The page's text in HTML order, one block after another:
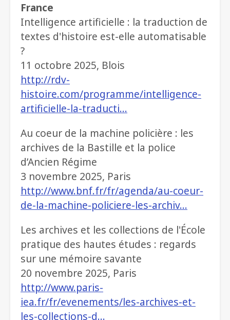
France
Intelligence artificielle : la traduction de
textes d'histoire est-elle automatisable
?
11 octobre 2025, Blois
http://rdv-
histoire.com/programme/intelligence-
artificielle-la-traducti…
Au coeur de la machine policière : les
archives de la Bastille et la police
d’Ancien Régime
3 novembre 2025, Paris
http://www.bnf.fr/fr/agenda/au-coeur-
de-la-machine-policiere-les-archiv…
Les archives et les collections de l'École
pratique des hautes études : regards
sur une mémoire savante
20 novembre 2025, Paris
http://www.paris-
iea.fr/fr/evenements/les-archives-et-
les-collections-d…